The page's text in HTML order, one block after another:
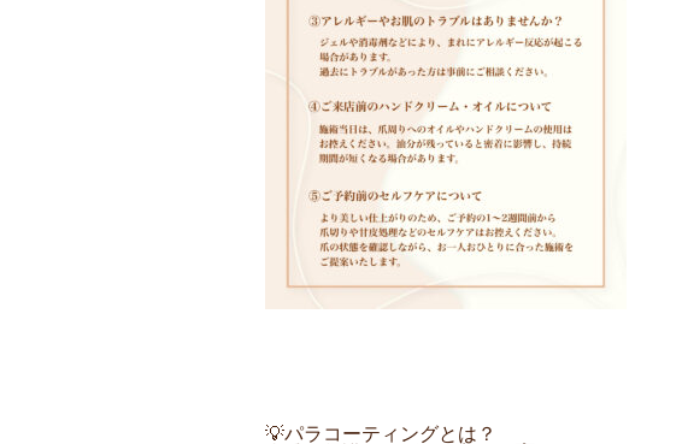
💡パラコーティングとは？